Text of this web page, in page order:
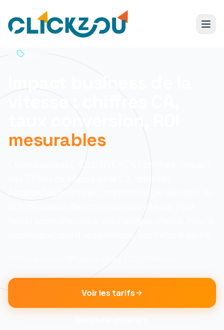
Impact business de la
vitesse : chiffres CA,
taux conversion, ROI
mesurables
Étude business EXCLUSIVEMENT chiffrée : impact
des 100ms de vitesse sur le CA, données
Amazon/Walmart/BBC, méthodologie de calcul du
ROI mesurable des optimisations vitesse. Pour
tester votre site (outil), voir l'analyse vitesse. Pour le
tutoriel pratique d'accélération, voir l'article dédié.
5 mars 2026
Voir les tarifs